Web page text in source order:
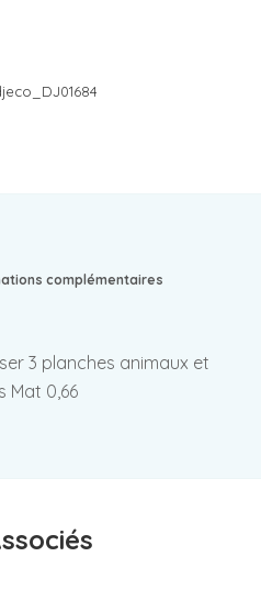
complémentaires
3 planches animaux et
Mat 0,66